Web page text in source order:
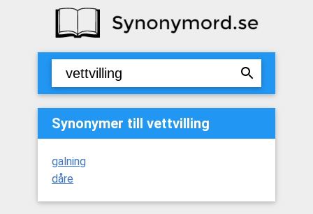
Synonymer till vettvilling
galning
dåre